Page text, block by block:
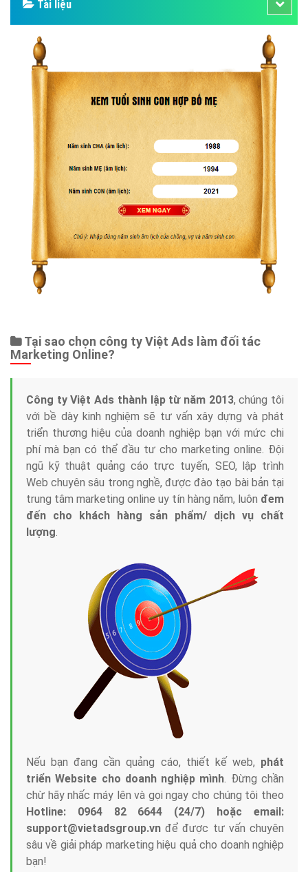
Tài liệu
Tại sao chọn công ty Việt Ads làm đối tác
Marketing Online?
Công ty Việt Ads thành lập từ năm 2013, chúng tôi
với bề dày kinh nghiệm sẽ tư vấn xây dựng và phát
triển thương hiệu của doanh nghiệp bạn với mức chi
phí mà bạn có thể đầu tư cho marketing online. Đội
ngũ kỹ thuật quảng cáo trực tuyến, SEO, lập trình
Web chuyên sâu trong nghề, được đào tạo bài bản tại
trung tâm marketing online uy tín hàng năm, luôn đem
đến cho khách hàng sản phẩm/ dịch vụ chất
lượng.
Nếu bạn đang cần quảng cáo, thiết kế web, phát
triển Website cho doanh nghiệp mình. Đừng chần
chừ hãy nhấc máy lên và gọi ngay cho chúng tôi theo
Hotline: 0964 82 6644 (24/7) hoặc email:
support@vietadsgroup.vn để được tư vấn chuyên
sâu về giải pháp marketing hiệu quả cho doanh nghiệp
bạn!